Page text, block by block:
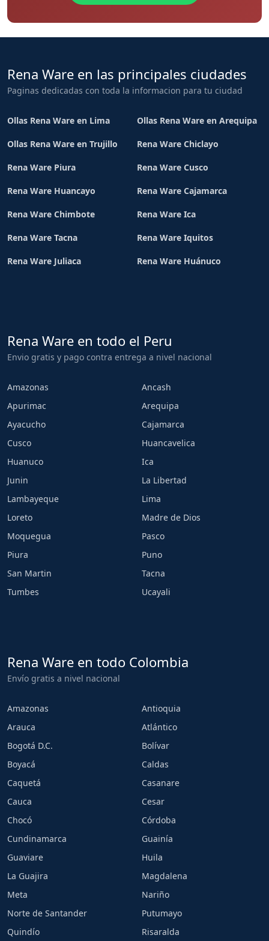
Rena Ware en las principales ciudades
Paginas dedicadas con toda la informacion para tu ciudad
Ollas Rena Ware en Lima Ollas Rena Ware en Arequipa
Ollas Rena Ware en Trujillo Rena Ware Chiclayo
Rena Ware Piura Rena Ware Cusco
Rena Ware Huancayo Rena Ware Cajamarca
Rena Ware Chimbote Rena Ware Ica
Rena Ware Tacna Rena Ware Iquitos
Rena Ware Juliaca Rena Ware Huánuco
Rena Ware en todo el Peru
Envio gratis y pago contra entrega a nivel nacional
Amazonas
Ancash
Apurimac
Arequipa
Ayacucho
Cajamarca
Cusco
Huancavelica
Huanuco
Ica
Junin
La Libertad
Lambayeque
Lima
Loreto
Madre de Dios
Moquegua
Pasco
Piura
Puno
San Martin
Tacna
Tumbes
Ucayali
Rena Ware en todo Colombia
Envío gratis a nivel nacional
Amazonas
Antioquia
Arauca
Atlántico
Bogotá D.C.
Bolívar
Boyacá
Caldas
Caquetá
Casanare
Cauca
Cesar
Chocó
Córdoba
Cundinamarca
Guainía
Guaviare
Huila
La Guajira
Magdalena
Meta
Nariño
Norte de Santander
Putumayo
Quindío
Risaralda